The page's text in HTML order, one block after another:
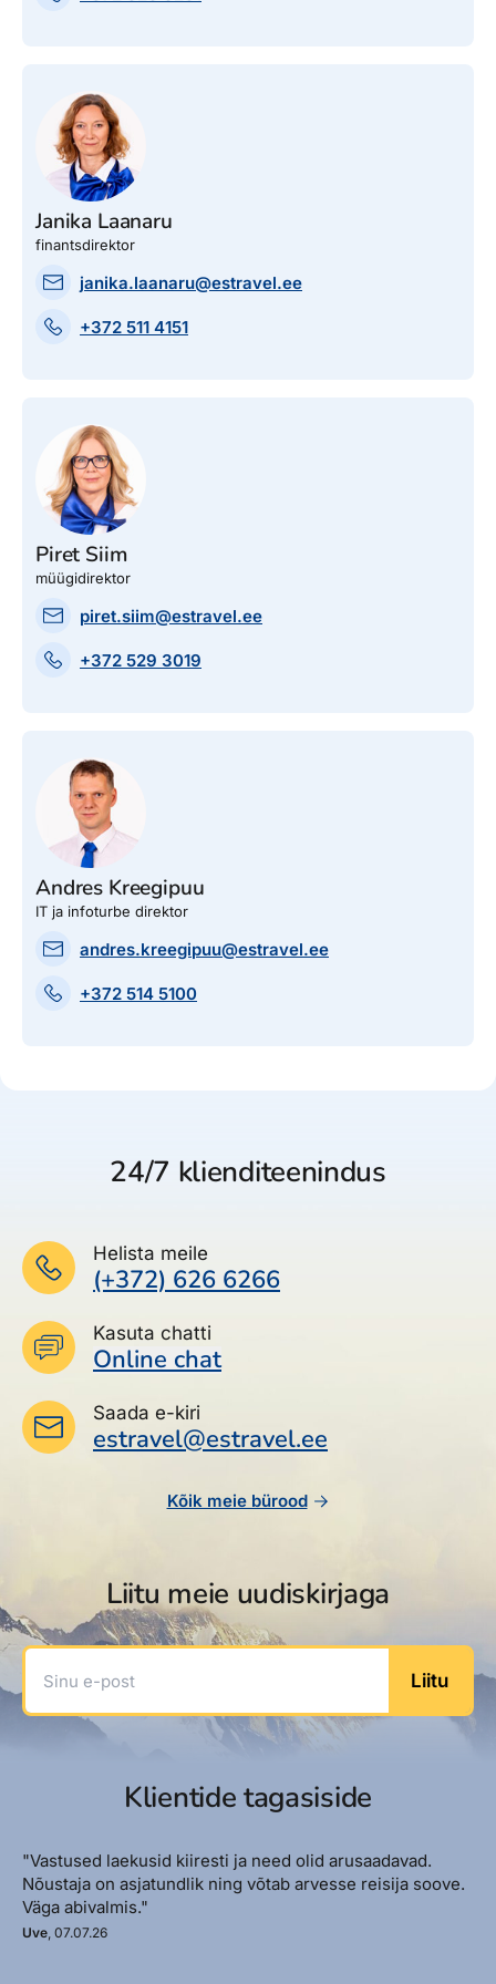
Janika Laanaru
finantsdirektor
janika.laanaru@estravel.ee
+372 511 4151
Piret Siim
müügidirektor
piret.siim@estravel.ee
+372 529 3019
Andres Kreegipuu
IT ja infoturbe direktor
andres.kreegipuu@estravel.ee
+372 514 5100
24/7 klienditeenindus
Helista meile
(+372) 626 6266
Kasuta chatti
Online chat
Saada e-kiri
estravel@estravel.ee
Kõik meie bürood
Liitu meie uudiskirjaga
Sinu e-post
Liitu
Klientide tagasiside
"Vastused laekusid kiiresti ja need olid arusaadavad.
Nõustaja on asjatundlik ning võtab arvesse reisija soove.
Väga abivalmis."
Uve, 07.07.26